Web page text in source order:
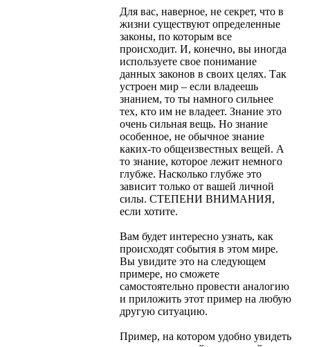
Для вас, наверное, не секрет, что в
жизни существуют определенные
законы, по которым все
происходит. И, конечно, вы иногда
используете свое понимание
данных законов в своих целях. Так
устроен мир – если владеешь
знанием, то ты намного сильнее
тех, кто им не владеет. Знание это
очень сильная вещь. Но знание
особенное, не обычное знание
каких-то общеизвестных вещей. А
то знание, которое лежит немного
глубже. Насколько глубже это
зависит только от вашей личной
силы. СТЕПЕНИ ВНИМАНИЯ,
если хотите.
Вам будет интересно узнать, как
происходят события в этом мире.
Вы увидите это на следующем
примере, но сможете
самостоятельно провести аналогию
и приложить этот пример на любую
другую ситуацию.
Пример, на котором удобно увидеть